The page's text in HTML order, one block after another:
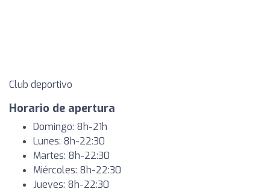
Club deportivo
Horario de apertura
Domingo: 8h-21h
Lunes: 8h-22:30
Martes: 8h-22:30
Miércoles: 8h-22:30
Jueves: 8h-22:30